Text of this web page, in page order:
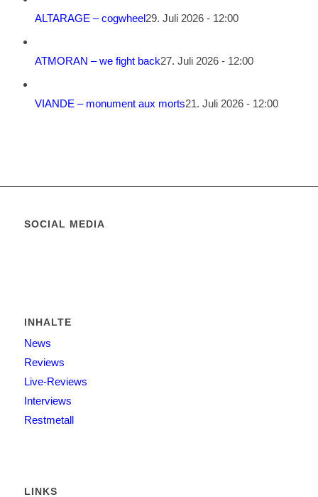
ALTARAGE – cogwheel29. Juli 2026 - 12:00
ATMORAN – we fight back27. Juli 2026 - 12:00
VIANDE – monument aux morts21. Juli 2026 - 12:00
SOCIAL MEDIA
INHALTE
News
Reviews
Live-Reviews
Interviews
Restmetall
LINKS